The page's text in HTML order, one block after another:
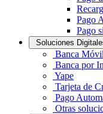
Pago
Pago
Soluciones
Banca Móvil
Banca por
Yape
Tarjeta de
Pago
Otras